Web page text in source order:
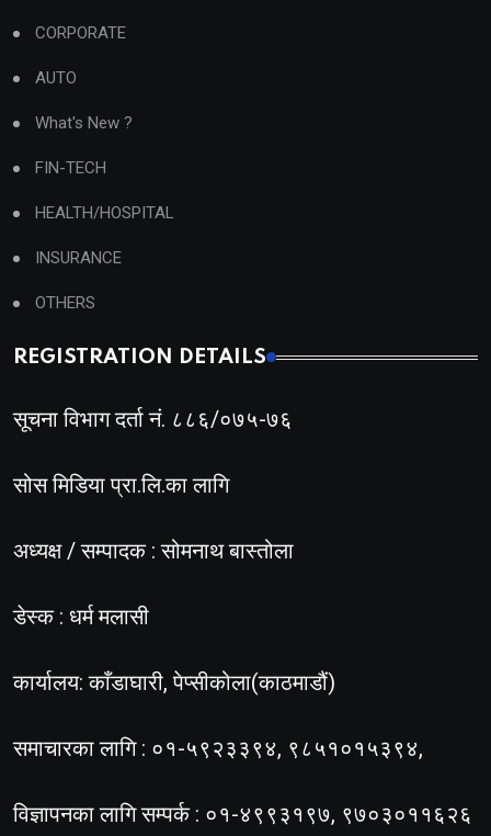
CORPORATE
AUTO
What's New ?
FIN-TECH
HEALTH/HOSPITAL
INSURANCE
OTHERS
REGISTRATION DETAILS
सूचना विभाग दर्ता नं. ८८६/०७५-७६
सोस मिडिया प्रा.लि.का लागि
अध्यक्ष / सम्पादक : सोमनाथ बास्तोला
डेस्क : धर्म मलासी
कार्यालय: काँडाघारी, पेप्सीकोला(काठमाडौं)
समाचारका लागि : ०१-५९२३३९४, ९८५१०१५३९४,
विज्ञापनका लागि सम्पर्क : ०१-४९९३१९७, ९७०३०११६२६